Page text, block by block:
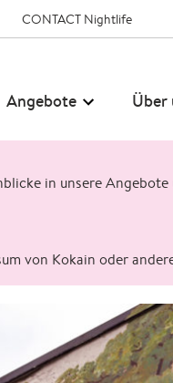
CONTACT Nightlife
Angebote Über
in unsere
von Kokain oder